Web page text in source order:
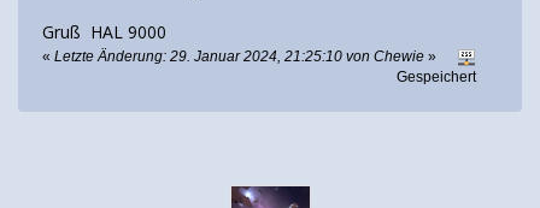
Gruß HAL 9000
« Letzte Änderung: 29. Januar 2024, 21:25:10 von Chewie »
Gespeichert